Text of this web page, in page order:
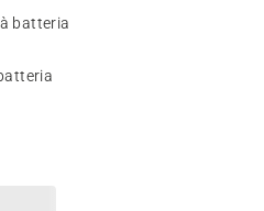
batteria